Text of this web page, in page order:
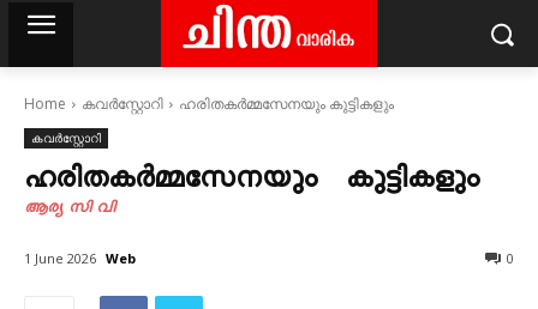
Home കവര്‍സ്റ്റോറി ഹരിതകർമ്മസേനയും കുട്ടികളും
കവര്‍സ്റ്റോറി
ഹരിതകർമ്മസേനയും കുട്ടികളും
ആര്യ സി വി
1 June 2026 Web 0